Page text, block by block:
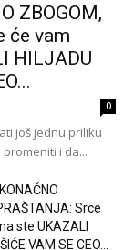
ZBOGOM,
će vam
HILJADU
0
još jednu priliku
i da...
Srce
ste UKAZALI
VAM SE CEO...